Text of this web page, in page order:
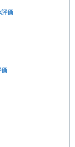
評価
価